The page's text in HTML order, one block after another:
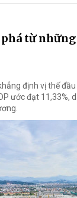
từ
định vị thế
ước đạt 11,33%,